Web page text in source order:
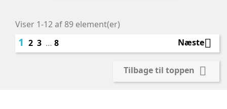
Viser 1-12 af 89 element(er)
1 2 3 … 8 Næste
Tilbage til toppen 